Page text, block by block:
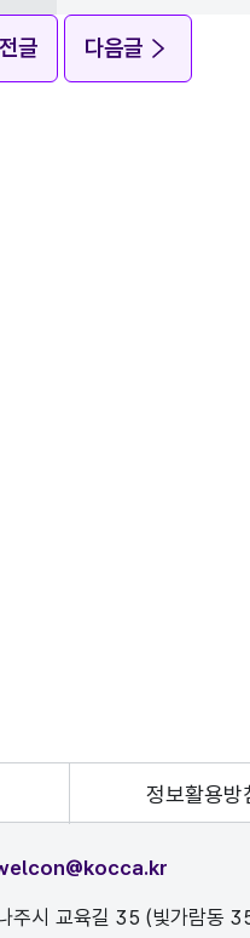
글 다음글
정보활용방
주시 교육길 35 (빛가람동